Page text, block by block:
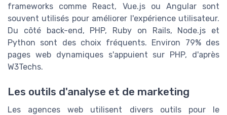
frameworks comme React, Vue.js ou Angular sont
souvent utilisés pour améliorer l'expérience utilisateur.
Du côté back-end, PHP, Ruby on Rails, Node.js et
Python sont des choix fréquents. Environ 79% des
pages web dynamiques s'appuient sur PHP, d'après
W3Techs.
Les outils d'analyse et de marketing
Les agences web utilisent divers outils pour le